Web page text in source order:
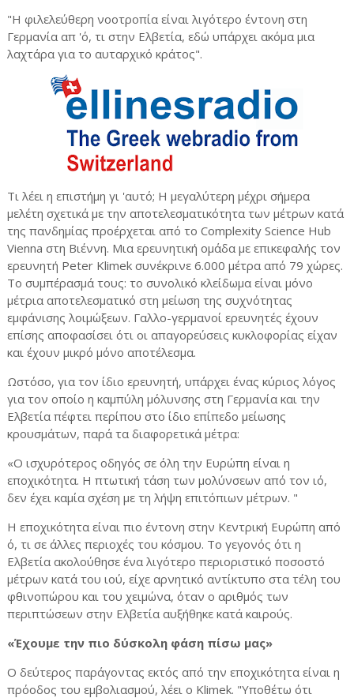
"Η φιλελεύθερη νοοτροπία είναι λιγότερο έντονη στη
Γερμανία απ ​​'ό, τι στην Ελβετία, εδώ υπάρχει ακόμα μια
λαχτάρα για το αυταρχικό κράτος".
Τι λέει η επιστήμη γι 'αυτό; Η μεγαλύτερη μέχρι σήμερα
μελέτη σχετικά με την αποτελεσματικότητα των μέτρων κατά
της πανδημίας προέρχεται από το Complexity Science Hub
Vienna στη Βιέννη. Μια ερευνητική ομάδα με επικεφαλής τον
ερευνητή Peter Klimek συνέκρινε 6.000 μέτρα από 79 χώρες.
Το συμπέρασμά τους: το συνολικό κλείδωμα είναι μόνο
μέτρια αποτελεσματικό στη μείωση της συχνότητας
εμφάνισης λοιμώξεων. Γαλλο-γερμανοί ερευνητές έχουν
επίσης αποφασίσει ότι οι απαγορεύσεις κυκλοφορίας είχαν
και έχουν μικρό μόνο αποτέλεσμα.
Ωστόσο, για τον ίδιο ερευνητή, υπάρχει ένας κύριος λόγος
για τον οποίο η καμπύλη μόλυνσης στη Γερμανία και την
Ελβετία πέφτει περίπου στο ίδιο επίπεδο μείωσης
κρουσμάτων, παρά τα διαφορετικά μέτρα:
«Ο ισχυρότερος οδηγός σε όλη την Ευρώπη είναι η
εποχικότητα. Η πτωτική τάση των μολύνσεων από τον ιό,
δεν έχει καμία σχέση με τη λήψη επιτόπιων μέτρων. "
Η εποχικότητα είναι πιο έντονη στην Κεντρική Ευρώπη από
ό, τι σε άλλες περιοχές του κόσμου. Το γεγονός ότι η
Ελβετία ακολούθησε ένα λιγότερο περιοριστικό ποσοστό
μέτρων κατά του ιού, είχε αρνητικό αντίκτυπο στα τέλη του
φθινοπώρου και του χειμώνα, όταν ο αριθμός των
περιπτώσεων στην Ελβετία αυξήθηκε κατά καιρούς.
«Έχουμε την πιο δύσκολη φάση πίσω μας»
Ο δεύτερος παράγοντας εκτός από την εποχικότητα είναι η
πρόοδος του εμβολιασμού, λέει ο Klimek. "Υποθέτω ότι